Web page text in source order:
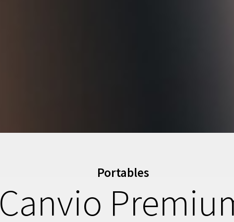
Portables
Canvio